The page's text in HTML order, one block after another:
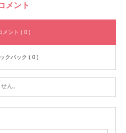
メント
メント ( 0 )
ックバック ( 0 )
ん。